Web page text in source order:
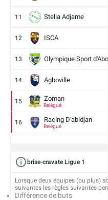
11 Stella Adjame
12 ISCA
13 Olympique Sport
14 Agboville
15 Zoman
Relégué
16 Racing D'abidjan
Relégué
brise-cravate Ligue 1
Lorsque deux équipes (ou plus)
suivantes les règles suivantes
Différence de buts